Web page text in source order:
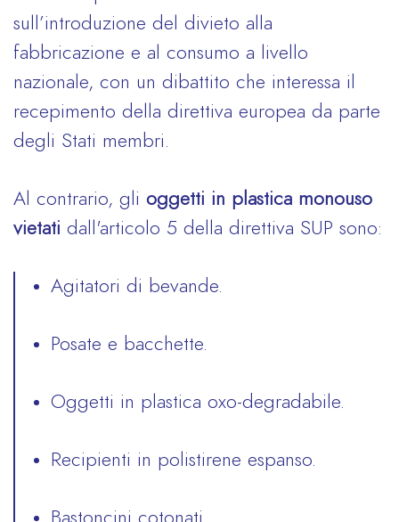
sull’introduzione del divieto alla
fabbricazione e al consumo a livello
nazionale, con un dibattito che interessa il
recepimento della direttiva europea da parte
degli Stati membri.
Al contrario, gli oggetti in plastica monouso
vietati dall'articolo 5 della direttiva SUP sono:
Agitatori di bevande.
Posate e bacchette.
Oggetti in plastica oxo-degradabile.
Recipienti in polistirene espanso.
Bastoncini cotonati.